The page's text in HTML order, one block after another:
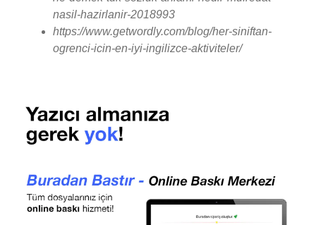
nasil-hazirlanir-2018993
https://www.getwordly.com/blog/her-siniftan-
ogrenci-icin-en-iyi-ingilizce-aktiviteler/